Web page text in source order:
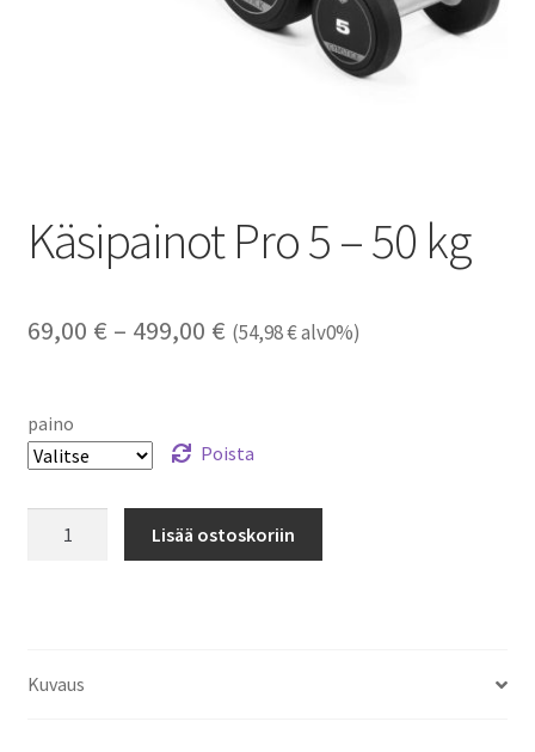
Käsipainot Pro 5 – 50 kg
69,00 € – 499,00 €Hintaluokka:
499,00 €
(54,98€alv0%)
paino
Poista
Lisää ostoskoriin
Kuvaus